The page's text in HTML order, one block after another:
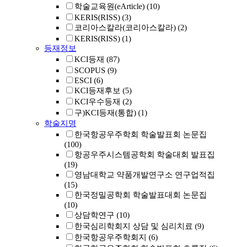
학술교육원(eArticle) (10)
KERIS(RISS) (3)
코리아스칼라(코리아스칼라) (2)
KERIS(RISS) (1)
등재정보
KCI등재 (87)
SCOPUS (9)
ESCI (6)
KCI등재후보 (5)
KCI우수등재 (2)
구)KCI등재(통합) (1)
학술지명
한국항공우주학회 학술발표회 논문집
(100)
항공우주시스템공학회 학술대회 발표집
(19)
영남대학교 약품개발연구소 연구업적집
(15)
한국정밀공학회 학술발표대회 논문집
(10)
상담학연구 (10)
한국심리학회지 상담 및 심리치료 (9)
한국항공우주학회지 (6)